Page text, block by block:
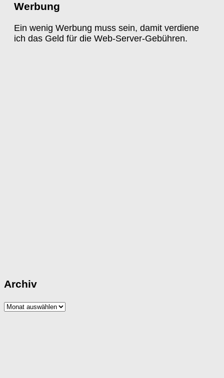
Werbung
Ein wenig Werbung muss sein, damit verdiene
ich das Geld für die Web-Server-Gebühren.
Archiv
Archiv